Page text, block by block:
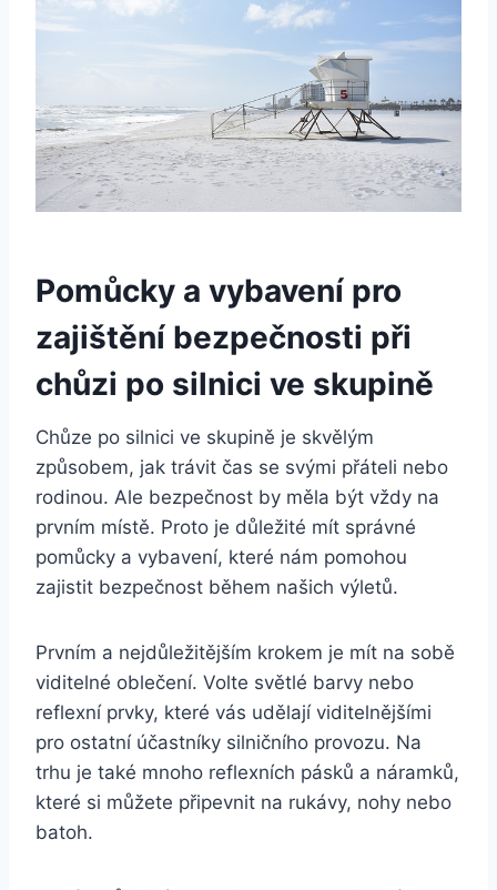
Pomůcky a vybavení pro
zajištění bezpečnosti při
chůzi po silnici ve skupině
Chůze po silnici ve skupině je skvělým
způsobem, jak trávit čas se svými přáteli nebo
rodinou. Ale bezpečnost by měla být vždy na
prvním místě. Proto je důležité mít správné
pomůcky a vybavení, které nám pomohou
zajistit bezpečnost během našich výletů.
Prvním a nejdůležitějším krokem je mít na sobě
viditelné oblečení. Volte světlé barvy nebo
reflexní prvky, které vás udělají viditelnějšími
pro ostatní účastníky silničního provozu. Na
trhu je také mnoho reflexních pásků a náramků,
které si můžete připevnit na rukávy, nohy nebo
batoh.